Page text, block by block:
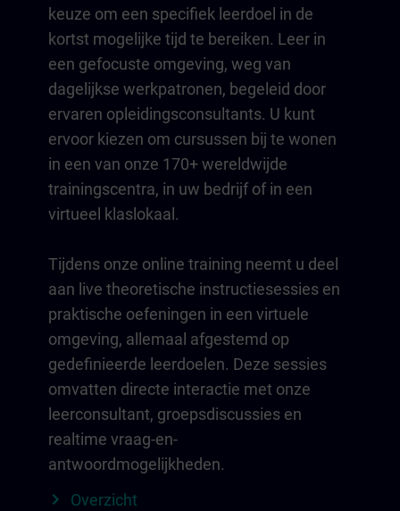
keuze om een specifiek leerdoel in de
kortst mogelijke tijd te bereiken. Leer in
een gefocuste omgeving, weg van
dagelijkse werkpatronen, begeleid door
ervaren opleidingsconsultants. U kunt
ervoor kiezen om cursussen bij te wonen
in een van onze 170+ wereldwijde
trainingscentra, in uw bedrijf of in een
virtueel klaslokaal.
Tijdens onze online training neemt u deel
aan live theoretische instructiesessies en
praktische oefeningen in een virtuele
omgeving, allemaal afgestemd op
gedefinieerde leerdoelen. Deze sessies
omvatten directe interactie met onze
leerconsultant, groepsdiscussies en
realtime vraag-en-
antwoordmogelijkheden.
Overzicht